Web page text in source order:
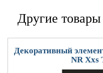
Другие
Декоративный
NR Xxs